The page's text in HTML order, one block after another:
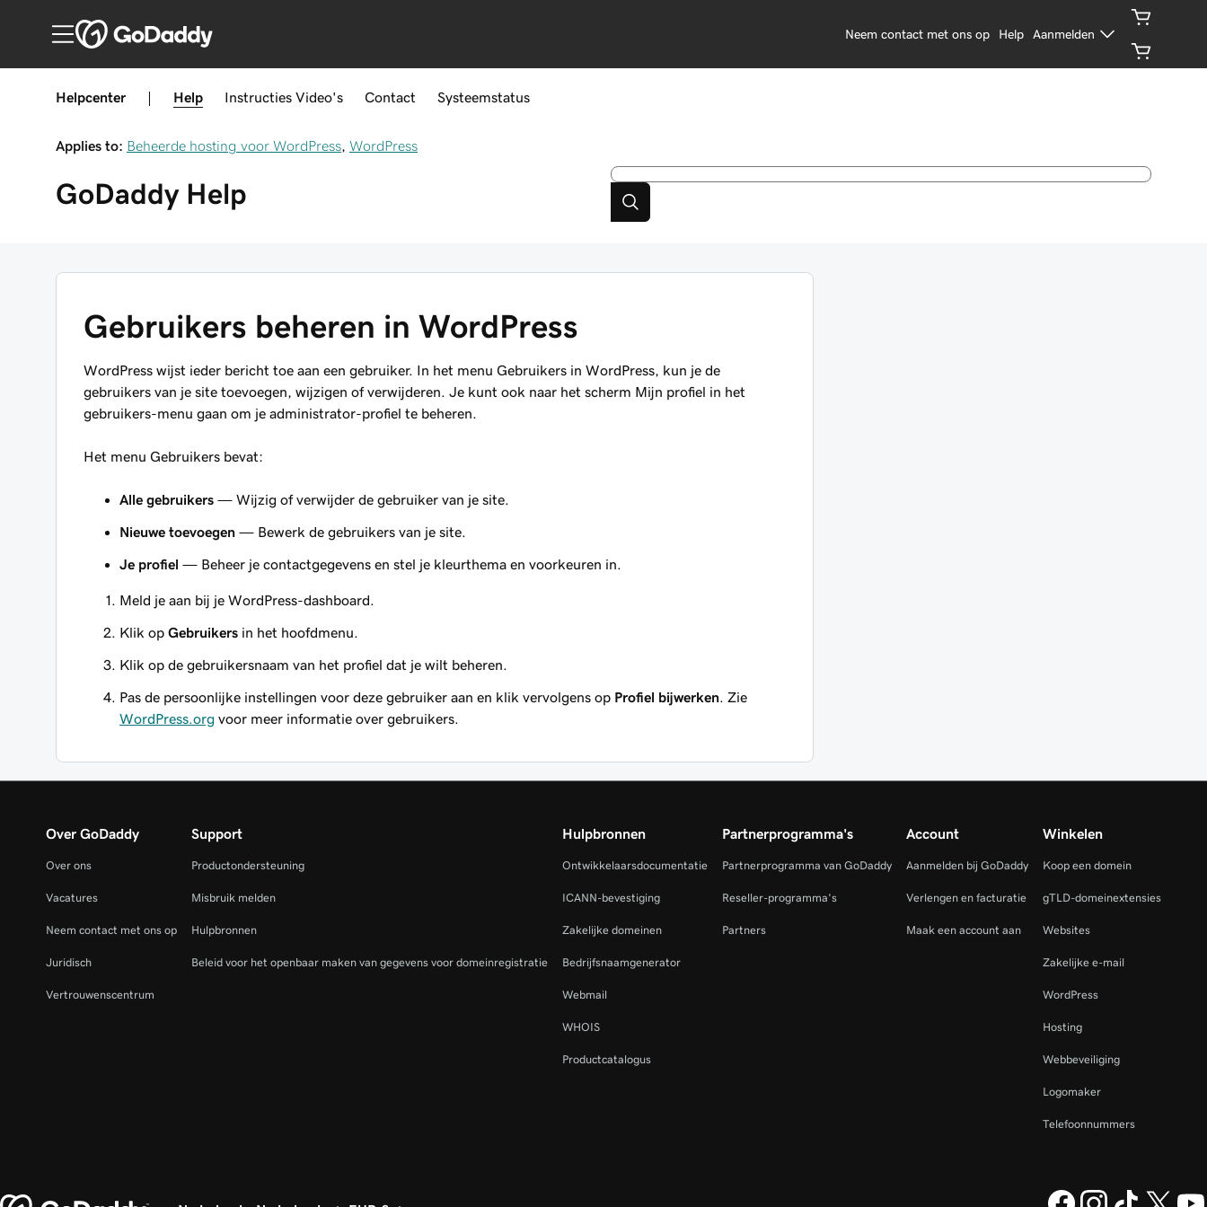
Neem contact met ons op Help Aanmelden
Helpcenter Help Instructies Video's Contact Systeemstatus
Applies to: Beheerde hosting voor WordPress WordPress
GoDaddy Help
Gebruikers beheren in WordPress
WordPress wijst ieder bericht toe aan een gebruiker. In het menu Gebruikers in WordPress, kun je de
gebruikers van je site toevoegen, wijzigen of verwijderen. Je kunt ook naar het scherm Mijn profiel in het
gebruikers-menu gaan om je administrator-profiel te beheren.
Het menu Gebruikers bevat:
Alle gebruikers — Wijzig of verwijder de gebruiker van je site.
Nieuwe toevoegen — Bewerk de gebruikers van je site.
Je profiel — Beheer je contactgegevens en stel je kleurthema en voorkeuren in.
Meld je aan bij je WordPress-dashboard.
Klik op Gebruikers in het hoofdmenu.
Klik op de gebruikersnaam van het profiel dat je wilt beheren.
Pas de persoonlijke instellingen voor deze gebruiker aan en klik vervolgens op Profiel bijwerken . Zie
WordPress.org voor meer informatie over gebruikers.
Over GoDaddy
Over ons
Vacatures
Neem contact met ons op
Juridisch
Vertrouwenscentrum
Support
Productondersteuning
Misbruik melden
Hulpbronnen
Beleid voor het openbaar maken van gegevens voor domeinregistratie
Hulpbronnen
Ontwikkelaarsdocumentatie
ICANN-bevestiging
Zakelijke domeinen
Bedrijfsnaamgenerator
Webmail
WHOIS
Productcatalogus
Partnerprogramma's
Partnerprogramma van GoDaddy
Reseller-programma's
Partners
Account
Aanmelden bij GoDaddy
Verlengen en facturatie
Maak een account aan
Winkelen
Koop een domein
gTLD-domeinextensies
Websites
Zakelijke e-mail
WordPress
Hosting
Webbeveiliging
Logomaker
Telefoonnummers